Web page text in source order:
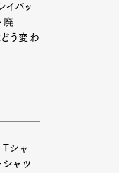
イバッ
廃
う変わ
Tシャ
ャツ